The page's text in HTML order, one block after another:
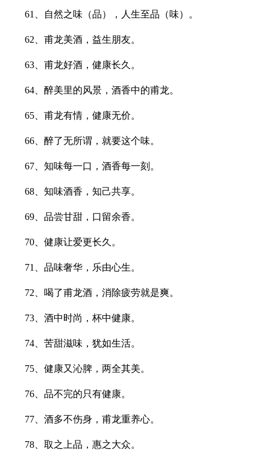
61、自然之味（品），人生至品（味）。
62、甫龙美酒，益生朋友。
63、甫龙好酒，健康长久。
64、醉美里的风景，酒香中的甫龙。
65、甫龙有情，健康无价。
66、醉了无所谓，就要这个味。
67、知味每一口，酒香每一刻。
68、知味酒香，知己共享。
69、品尝甘甜，口留余香。
70、健康让爱更长久。
71、品味奢华，乐由心生。
72、喝了甫龙酒，消除疲劳就是爽。
73、酒中时尚，杯中健康。
74、苦甜滋味，犹如生活。
75、健康又沁脾，两全其美。
76、品不完的只有健康。
77、酒多不伤身，甫龙重养心。
78、取之上品，惠之大众。